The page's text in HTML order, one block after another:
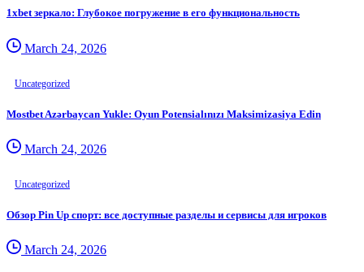
1xbet зеркало: Глубокое погружение в его функциональность
March 24, 2026
Uncategorized
Mostbet Azərbaycan Yukle: Oyun Potensialınızı Maksimizasiya Edin
March 24, 2026
Uncategorized
Обзор Pin Up спорт: все доступные разделы и сервисы для игроков
March 24, 2026